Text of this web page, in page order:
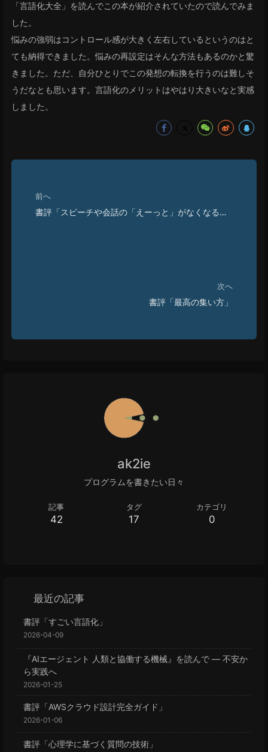
「言語化大全」を読んでこの本が紹介されていたので読んでみま
した。
悩みの強弱はコントロール感が大きく左右しているというのはと
ても納得できました。悩みの再設定はそんな方法もあるのかと驚
きました。ただ、自分ひとりでこの発想の転換を行うのは難しそ
うだなとも思います。言語化のメリットはやはり大きいなと実感
しました。
前へ
書評「スピーチや会話の「えーっと」がなくなる
次へ
書評「最高の集い方」
ak2ie
プログラムを書きたい日々
記事
42
タグ
17
カテゴリ
0
最近の記事
書評「すごい言語化」
2026-04-09
『AIエージェント 人類と協働する機械』を読んで — 不安か
ら実践へ
2026-01-25
書評「AWSクラウド設計完全ガイド」
2026-01-06
書評「心理学に基づく質問の技術」